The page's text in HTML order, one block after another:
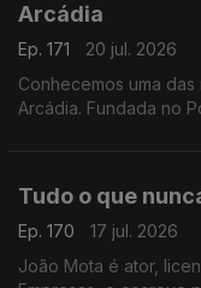
Arcádia
Ep. 171
20 jul. 2026
Conhecemos uma
Arcádia. Fundada no
Tudo o que
Ep. 170
17 jul. 2026
João Mota é ator,